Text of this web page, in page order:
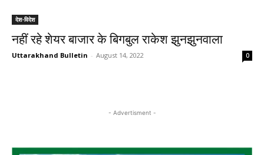
देश-विदेश
नहीं रहे शेयर बाजार के बिगबुल राकेश झुनझुनवाला
Uttarakhand Bulletin - August 14, 2022 0
- Advertisment -